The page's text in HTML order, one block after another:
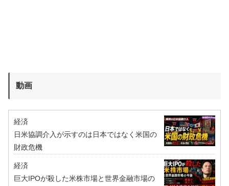
動画
経済
日米協調介入が示すのは日本ではなく米国の
財政危機
経済
巨大IPOが殺した米株市場と世界金融市場の